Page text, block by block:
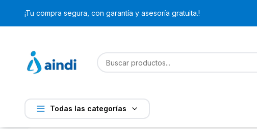
¡Tu compra segura, con garantía y asesoría gratuita.!
Todas las categorías